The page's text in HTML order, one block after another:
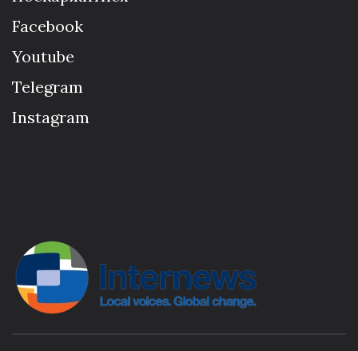
Facebook
Youtube
Telegram
Instagram